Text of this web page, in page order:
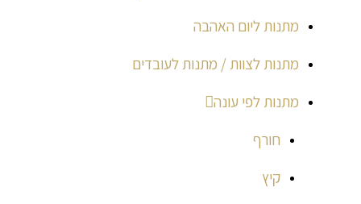
מתנות ליום האהבה
מתנות לצוות / מתנות לעובדים
מתנות לפי עונה
חורף
קיץ